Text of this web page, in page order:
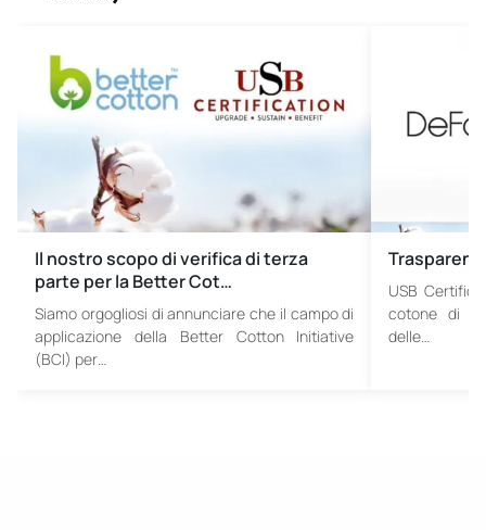
Il nostro scopo di verifica di terza
parte per la Better Cot…
Siamo orgogliosi di annunciare che il campo di
applicazione della Better Cotton Initiative
(BCI) per…
USB
cotone di
delle…